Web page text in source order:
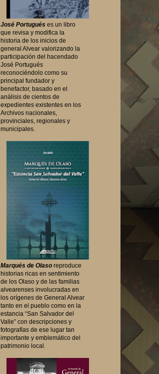
José Portugués es un libro
que revisa y modifica la
historia de los inicios de
general Alvear valorizando la
participación del hacendado
José Portugués
reconociéndolo como su
principal fundador y
benefactor, basado en el
análisis de cientos de
expedientes existentes en los
Archivos nacionales,
provinciales, regionales y
municipales.
Marqués de Olaso reproduce
historias ricas en sentimiento
de los Olaso y de las familias
alvearenses involucradas en
los orígenes de General Alvear
tanto en el pueblo como en la
estancia “San Salvador del
Valle” con descripciones y
fotografías de ese lugar tan
importante y emblemático del
patrimonio local.